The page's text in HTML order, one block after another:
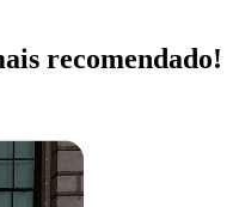
recomendado!